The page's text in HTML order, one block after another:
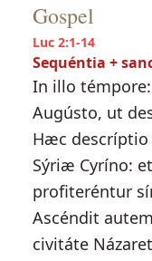
Gospel
Luc 2:1-14
Sequéntia +
In illo
Augústo, ut
Hæc
Sýriæ Cyríno:
profiteréntur
Ascéndit
civitáte